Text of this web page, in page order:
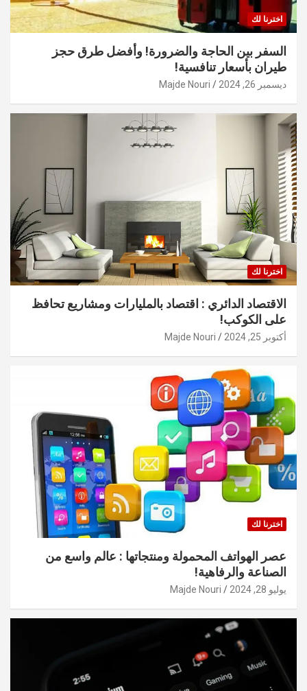
اخترنا لك
السفر بين الحاجة والضرورة! وأفضل طرق حجز
طيران بأسعار تنافسية!
ديسمبر 26, 2024 Majde Nouri
اخترنا لك
الاقتصاد الدائري : اقتصاد بالمليارات ومشاريع تحافظ
على الكوكب!
أكتوبر 25, 2024 Majde Nouri
اخترنا لك
عصر الهواتف المحمولة ومنتجاتها : عالم واسع من
الصناعة والرفاهية!
يوليو 28, 2024 Majde Nouri